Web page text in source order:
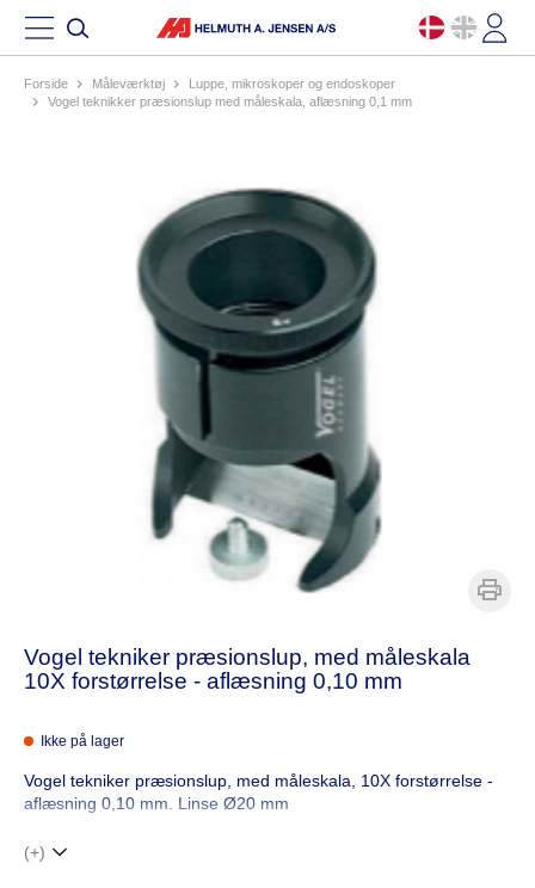
Forside måleværktøj
luppe, mikroskoper og endoskoper
vogel teknikker præsionslup med måleskala, aflæsning 0,1 mm
Vogel tekniker præsionslup, med måleskala
10X forstørrelse - aflæsning 0,10 mm
Ikke på lager
Vogel tekniker præsionslup, med måleskala, 10X forstørrelse -
aflæsning 0,10 mm. Linse Ø20 mm
(+)